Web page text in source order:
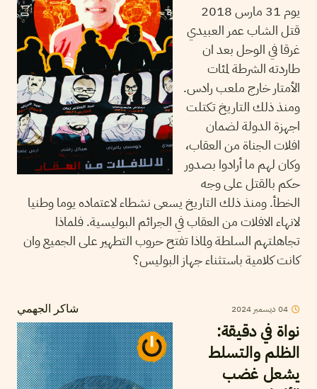
يوم 31 مارس 2018
قتل الشاب عمر العبيدي
غرقا في الوحل بعد ان
طاردته الشرطة لمئات
الأمتار خارج ملعب رادس.
ومنذ ذلك التاريخ تكتلت
اجهزة الدولة لضمان
افلات الجناة من العقاب،
وكان لهم ما أرادوا بصدور
حكم بالقتل على وجه
الخطأ. ومنذ ذلك التاريخ يسعى نشطاء لاعتماده يوما وطنيا
لانهاء الافلات من العقاب في الجرائم البوليسية. فلماذا
تجاهلتهم السلطة ولماذا تفتح حروب التطهير على الجميع وان
كانت كلامية باستثناء جهاز البوليس؟
شاكر الجهمي 04 ديسمبر 2024
نواة في دقيقة:
الظلم والتسلط
يشعل غضب